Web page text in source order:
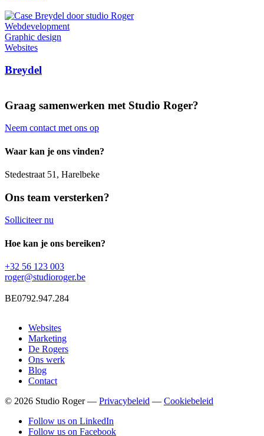
Webdevelopment
Graphic design
Websites
Breydel
Graag samenwerken met Studio Roger?
Neem contact met ons op
Waar kan je ons vinden?
Stedestraat 51, Harelbeke
Ons team versterken?
Solliciteer nu
Hoe kan je ons bereiken?
+32 56 123 003
roger@studioroger.be
BE0792.947.284
Hoofdnavigatie
Websites
Marketing
De Rogers
Ons werk
Blog
Contact
© 2026 Studio Roger — Privacybeleid — Cookiebeleid
Follow us on LinkedIn
Follow us on Facebook